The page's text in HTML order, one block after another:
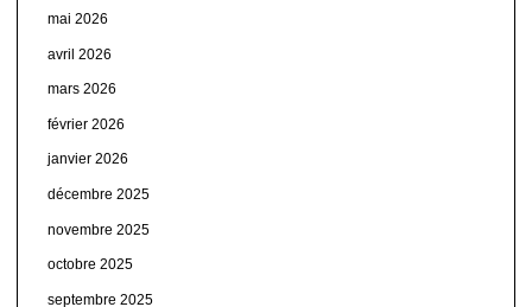
mai 2026
avril 2026
mars 2026
février 2026
janvier 2026
décembre 2025
novembre 2025
octobre 2025
septembre 2025